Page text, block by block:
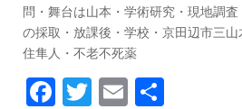
問・舞台は山本・学術研究・現地調
の採取・放課後・学校・京田辺市三
住隼人・不老不死薬
F T E